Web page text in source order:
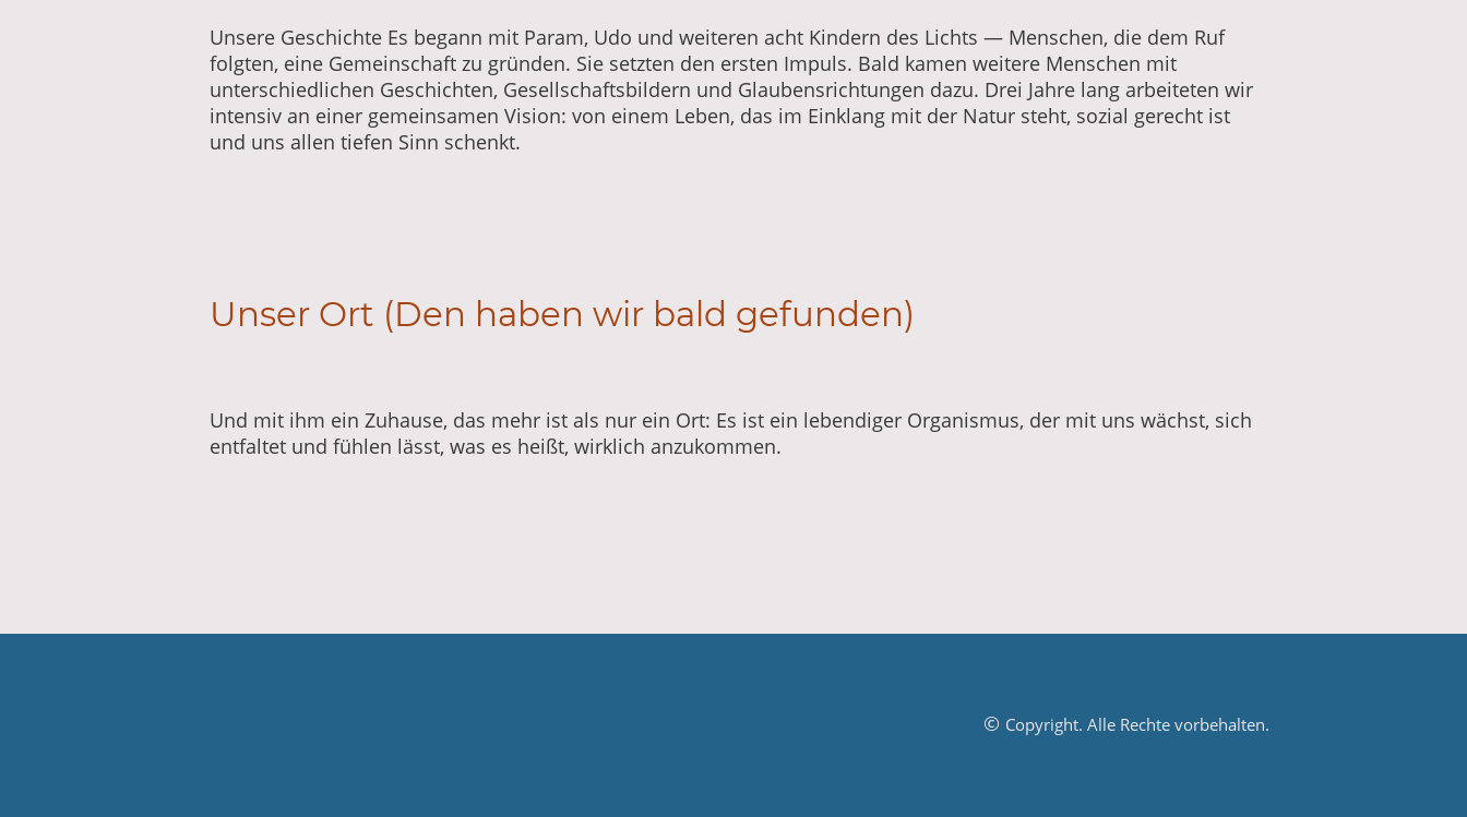
Unsere Geschichte Es begann mit Param, Udo und weiteren acht Kindern des Lichts — Menschen, die dem Ruf
folgten, eine Gemeinschaft zu gründen. Sie setzten den ersten Impuls. Bald kamen weitere Menschen mit
unterschiedlichen Geschichten, Gesellschaftsbildern und Glaubensrichtungen dazu. Drei Jahre lang arbeiteten wir
intensiv an einer gemeinsamen Vision: von einem Leben, das im Einklang mit der Natur steht, sozial gerecht ist
und uns allen tiefen Sinn schenkt.
Unser Ort (Den haben wir bald gefunden)
Und mit ihm ein Zuhause, das mehr ist als nur ein Ort: Es ist ein lebendiger Organismus, der mit uns wächst, sich
entfaltet und fühlen lässt, was es heißt, wirklich anzukommen.
© Copyright. Alle Rechte vorbehalten.